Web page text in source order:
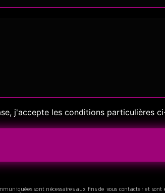
j'accepte les conditions particulières
sont nécessaires aux fins de vous contacter et